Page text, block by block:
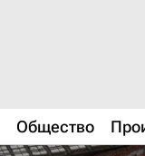
Общество